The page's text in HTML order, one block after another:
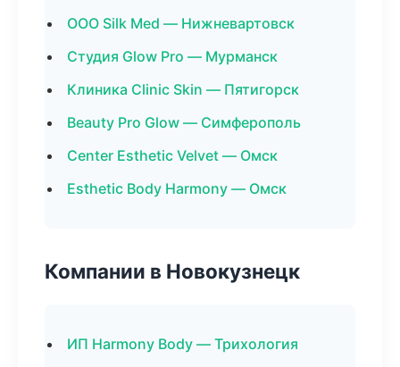
ООО Silk Med — Нижневартовск
Студия Glow Pro — Мурманск
Клиника Clinic Skin — Пятигорск
Beauty Pro Glow — Симферополь
Center Esthetic Velvet — Омск
Esthetic Body Harmony — Омск
Компании в Новокузнецк
ИП Harmony Body — Трихология